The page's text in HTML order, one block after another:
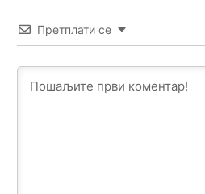
Претплати се
Najveći rizik sa nepismenim
zapravo glasaju po nalogu
birača).